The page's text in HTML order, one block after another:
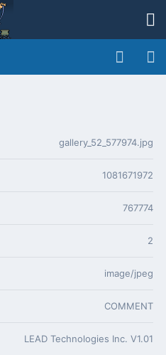
gallery_52_577974.jpg
1081671972
767774
2
image/jpeg
COMMENT
LEAD Technologies Inc. V1.01